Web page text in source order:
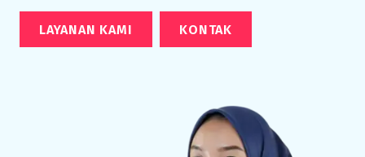
LAYANAN KAMI KONTAK